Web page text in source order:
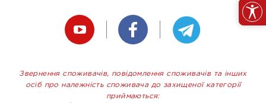
Звернення споживачів, повідомлення споживачів та інших
осіб про належність споживача до захищеної категорії
приймаються: